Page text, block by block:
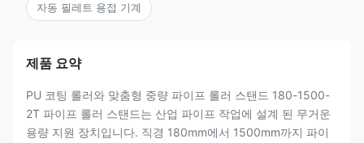
자동 필레트 용접 기계
제품 요약
PU 코팅 롤러와 맞춤형 중량 파이프 롤러 스탠드 180-1500-
2T 파이프 롤러 스탠드는 산업 파이프 작업에 설계 된 무거운
용량 지원 장치입니다. 직경 180mm에서 1500mm까지 파이